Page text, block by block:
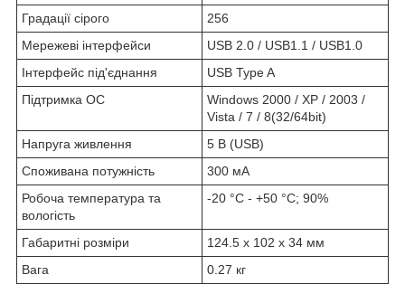
Градації сірого
256
Мережеві інтерфейси
USB 2.0 / USB1.1 / USB1.0
Інтерфейс під'єднання
USB Type A
Підтримка ОС
Windows 2000 / XP / 2003 /
Vista / 7 / 8(32/64bit)
Напруга живлення
5 В (USB)
Споживана потужність
300 мА
Робоча температура та
вологість
-20 °C - +50 °C; 90%
Габаритні розміри
124.5 х 102 х 34 мм
Вага
0.27 кг